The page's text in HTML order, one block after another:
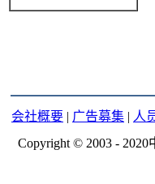
会社概要 | 广告募集 | 人
Copyright © 2003 -